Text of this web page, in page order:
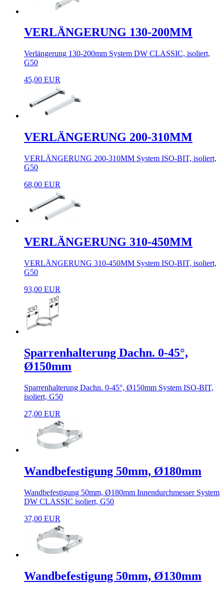
VERLÄNGERUNG 130-200MM
Verlängerung 130-200mm System DW CLASSIC, isoliert,
G50
45,00 EUR
VERLÄNGERUNG 200-310MM
VERLÄNGERUNG 200-310MM System ISO-BIT, isoliert,
G50
68,00 EUR
VERLÄNGERUNG 310-450MM
VERLÄNGERUNG 310-450MM System ISO-BIT, isoliert,
G50
93,00 EUR
Sparrenhalterung Dachn. 0-45°,
Ø150mm
Sparrenhalterung Dachn. 0-45°, Ø150mm System ISO-BIT,
isoliert, G50
27,00 EUR
Wandbefestigung 50mm, Ø180mm
Wandbefestigung 50mm, Ø180mm Innendurchmesser System
DW CLASSIC isoliert, G50
37,00 EUR
Wandbefestigung 50mm, Ø130mm